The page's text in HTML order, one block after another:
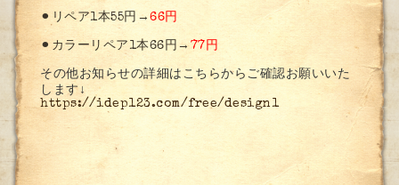
⚫︎リペア1本55円→66円
⚫︎カラーリペア1本66円→77円
その他お知らせの詳細はこちらからご確認お願いいた
します↓
https://idep123.com/free/design1